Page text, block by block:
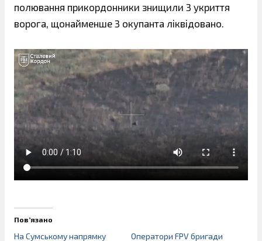
полювання прикордонники знищили 3 укриття
ворога, щонайменше 3 окупанта ліквідовано.
Пов’язано
На Сумському напрямку
Оператори FPV бригади